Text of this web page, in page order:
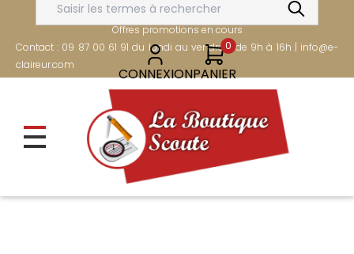
contenu
principal
FRAIS DE PORT OFFERTS DÈS 80€
Offres promotions en cours
Contact : 09 87 00 61 91 du lundi au vendredi de 9h à 16h | info@e-
claireur.com
CONNEXION
0
PANIER